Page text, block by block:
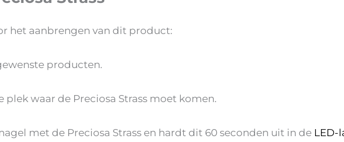
het aanbrengen van dit product:
producten.
plek waar de Preciosa Strass moet komen.
met de Preciosa Strass en hardt dit 60 seconden uit in de LED-